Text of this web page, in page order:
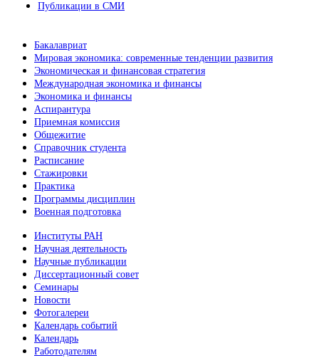
Публикации в СМИ
Бакалавриат
Мировая экономика: современные тенденции развития
Экономическая и финансовая стратегия
Международная экономика и финансы
Экономика и финансы
Аспирантура
Приемная комиссия
Общежитие
Справочник студента
Расписание
Стажировки
Практика
Программы дисциплин
Военная подготовка
Институты РАН
Научная деятельность
Научные публикации
Диссертационный совет
Семинары
Новости
Фотогалереи
Календарь событий
Календарь
Работодателям